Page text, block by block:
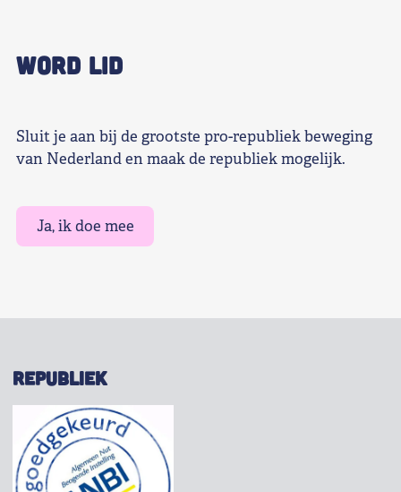
WORD LID
Sluit je aan bij de grootste pro-republiek beweging
van Nederland en maak de republiek mogelijk.
Ja, ik doe mee
REPUBLIEK